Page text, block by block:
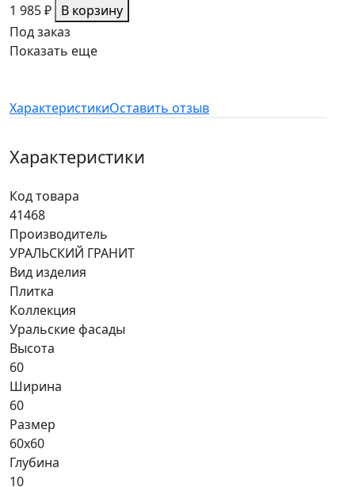
1 985 ₽ В корзину
Под заказ
Показать еще
ХарактеристикиОставить отзыв
Характеристики
Код товара
41468
Производитель
УРАЛЬСКИЙ ГРАНИТ
Вид изделия
Плитка
Коллекция
Уральские фасады
Высота
60
Ширина
60
Размер
60x60
Глубина
10